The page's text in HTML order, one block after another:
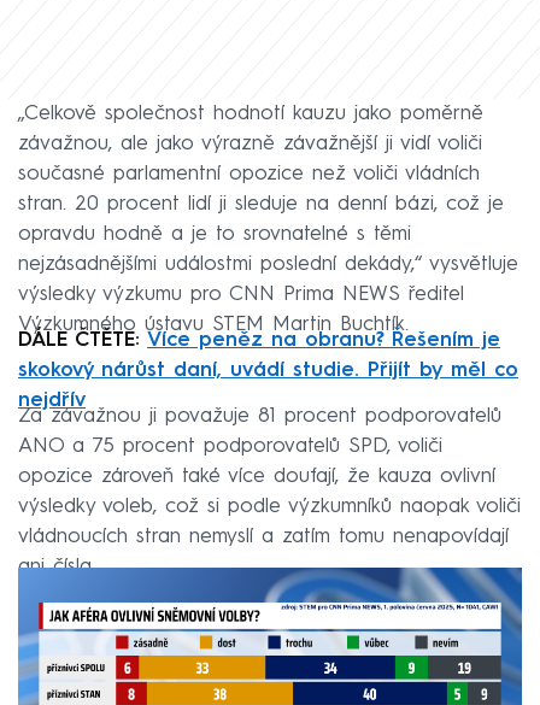
„Celkově společnost hodnotí kauzu jako poměrně
závažnou, ale jako výrazně závažnější ji vidí voliči
současné parlamentní opozice než voliči vládních
stran. 20 procent lidí ji sleduje na denní bázi, což je
opravdu hodně a je to srovnatelné s těmi
nejzásadnějšími událostmi poslední dekády,“ vysvětluje
výsledky výzkumu pro CNN Prima NEWS ředitel
Výzkumného ústavu STEM Martin Buchtík.
DÁLE ČTĚTE: Více peněz na obranu? Řešením je
skokový nárůst daní, uvádí studie. Přijít by měl co
nejdřív
Za závažnou ji považuje 81 procent podporovatelů
ANO a 75 procent podporovatelů SPD, voliči
opozice zároveň také více doufají, že kauza ovlivní
výsledky voleb, což si podle výzkumníků naopak voliči
vládnoucích stran nemyslí a zatím tomu nenapovídají
ani čísla.